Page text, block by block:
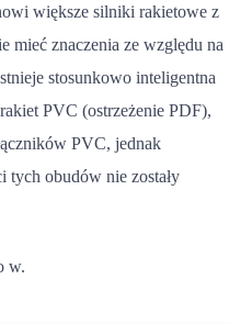
większe silniki rakietowe z
mieć znaczenia ze względu na
stosunkowo inteligentna
PVC (ostrzeżenie PDF),
PVC, jednak
tych obudów nie zostały
w.